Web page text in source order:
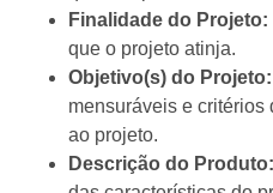
Finalidade do Projeto:
que o projeto atinja.
Objetivo(s) do Projeto:
mensuráveis e
ao projeto.
Descrição do Produto: